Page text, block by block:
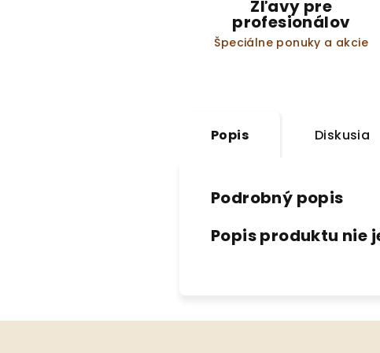
Zľavy pre
profesionálov
Špeciálne ponuky a akcie
Popis Diskusia
Podrobný popis
Popis produktu nie